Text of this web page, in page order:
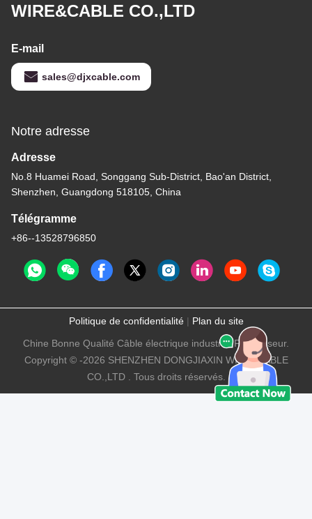
WIRE&CABLE CO.,LTD
E-mail
sales@djxcable.com
Notre adresse
Adresse
No.8 Huamei Road, Songgang Sub-District, Bao'an District,
Shenzhen, Guangdong 518105, China
Télégramme
+86--13528796850
Politique de confidentialité| Plan du site
Chine Bonne Qualité Câble électrique industriel Fournisseur.
Copyright © -2026 SHENZHEN DONGJIAXIN WIRE&CABLE
CO.,LTD . Tous droits réservés.